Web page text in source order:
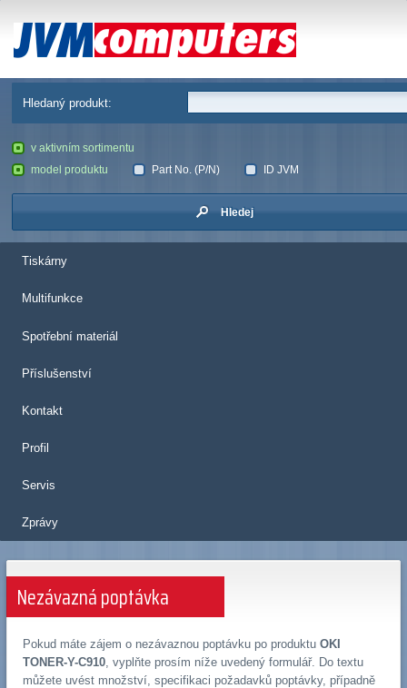
JVM Computers
Hledaný produkt:
v aktivním sortimentu
model produktu
Part No. (P/N) ID JVM
Hledej
Tiskárny
Multifunkce
Spotřební materiál
Příslušenství
Kontakt
Profil
Servis
Zprávy
Nezávazná poptávka
Pokud máte zájem o nezávaznou poptávku po produktu OKI
TONER-Y-C910, vyplňte prosím níže uvedený formulář. Do textu
můžete uvést množství, specifikaci požadavků poptávky, případně